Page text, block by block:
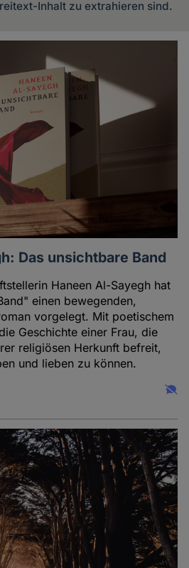
Inhalt zu extrahieren sind.
Das unsichtbare Band
Haneen Al-Sayegh hat
einen bewegenden,
vorgelegt. Mit poetischem
Geschichte einer Frau, die
religiösen Herkunft befreit,
und lieben zu können.